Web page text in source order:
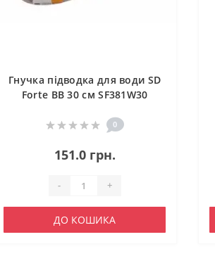
Гнучка підводка для води SD
Forte ВВ 30 см SF381W30
0
151.0 грн.
- +
ДО КОШИКА